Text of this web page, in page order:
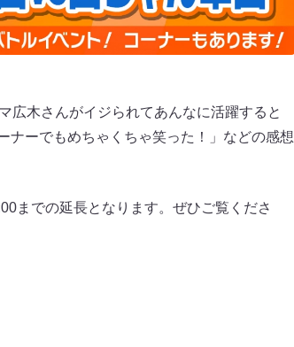
広木さんがイジられてあんなに活躍すると
ナーでもめちゃくちゃ笑った！」などの感想
までの延長となります。ぜひご覧くださ